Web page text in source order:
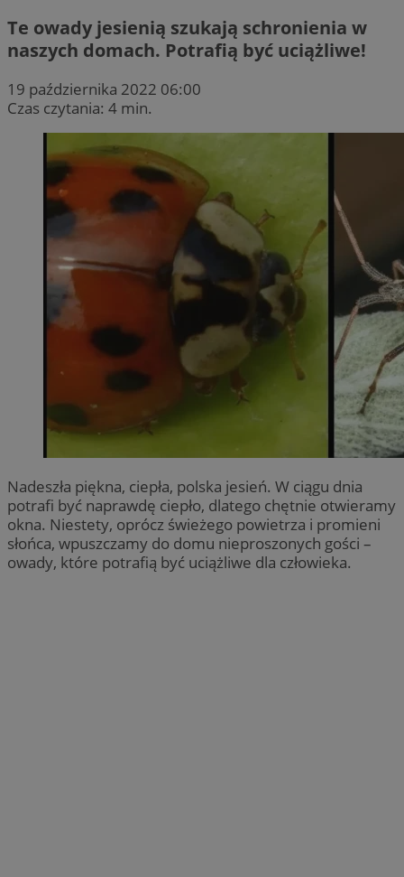
Te owady jesienią szukają schronienia w
naszych domach. Potrafią być uciążliwe!
19 października 2022 06:00
Czas czytania: 4 min.
Nadeszła piękna, ciepła, polska jesień. W ciągu dnia
potrafi być naprawdę ciepło, dlatego chętnie otwieramy
okna. Niestety, oprócz świeżego powietrza i promieni
słońca, wpuszczamy do domu nieproszonych gości –
owady, które potrafią być uciążliwe dla człowieka.